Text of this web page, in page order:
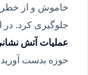
خاموش و از
جلوگیری کرد. در
عملیات آتش نشانی
حوزه بدست آورید.